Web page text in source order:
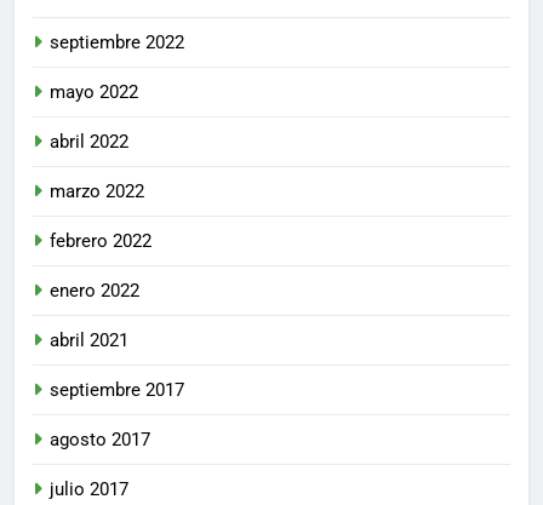
septiembre 2022
mayo 2022
abril 2022
marzo 2022
febrero 2022
enero 2022
abril 2021
septiembre 2017
agosto 2017
julio 2017